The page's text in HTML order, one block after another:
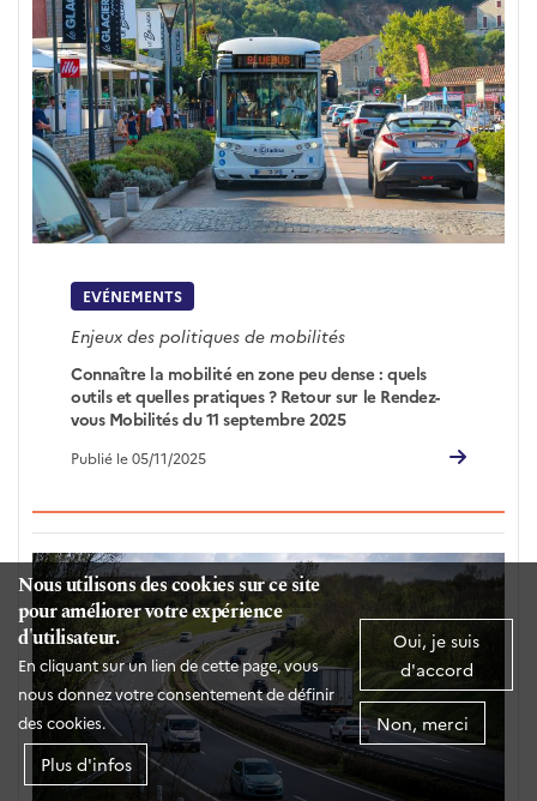
Nous utilisons des cookies sur ce site
pour améliorer votre expérience
d'utilisateur.
En cliquant sur un lien de cette page, vous
nous donnez votre consentement de définir
des cookies.
Plus d'infos
Oui, je suis
d'accord
Non, merci
EVÉNEMENTS
Enjeux des politiques de mobilités
Connaître la mobilité en zone peu dense : quels
outils et quelles pratiques ? Retour sur le Rendez-
vous Mobilités du 11 septembre 2025
Publié le 05/11/2025